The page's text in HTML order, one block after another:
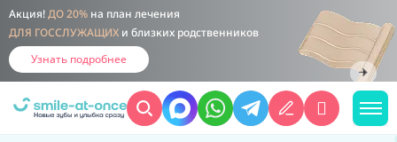
Акция! ДО 20% на план лечения
ДЛЯ ГОССЛУЖАЩИХ и близких родственников
Узнать подробнее